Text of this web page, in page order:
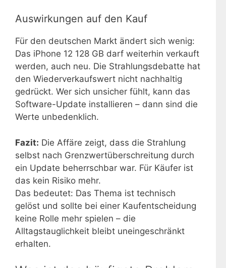
Auswirkungen auf den Kauf
Für den deutschen Markt ändert sich wenig:
Das iPhone 12 128 GB darf weiterhin verkauft
werden, auch neu. Die Strahlungsdebatte hat
den Wiederverkaufswert nicht nachhaltig
gedrückt. Wer sich unsicher fühlt, kann das
Software-Update installieren – dann sind die
Werte unbedenklich.
Fazit: Die Affäre zeigt, dass die Strahlung
selbst nach Grenzwertüberschreitung durch
ein Update beherrschbar war. Für Käufer ist
das kein Risiko mehr.
Das bedeutet: Das Thema ist technisch
gelöst und sollte bei einer Kaufentscheidung
keine Rolle mehr spielen – die
Alltagstauglichkeit bleibt uneingeschränkt
erhalten.